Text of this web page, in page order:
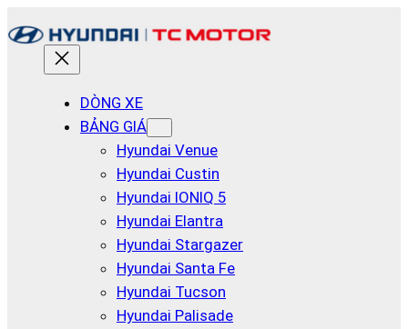
DÒNG XE
BẢNG GIÁ
Hyundai Venue
Hyundai Custin
Hyundai IONIQ 5
Hyundai Elantra
Hyundai Stargazer
Hyundai Santa Fe
Hyundai Tucson
Hyundai Palisade